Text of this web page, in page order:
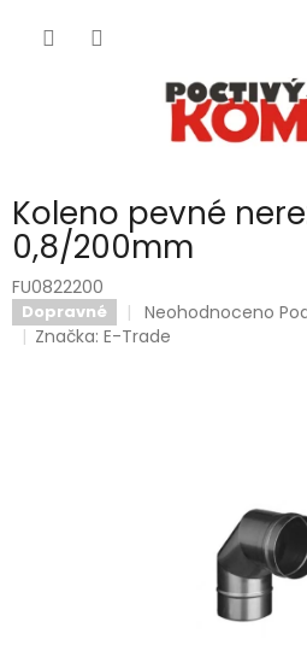
Koleno pevné
0,8/200mm
FU0822200
Dopravné
Průměrné
hodnocení
Neohodnoceno
Značka:E-Trade